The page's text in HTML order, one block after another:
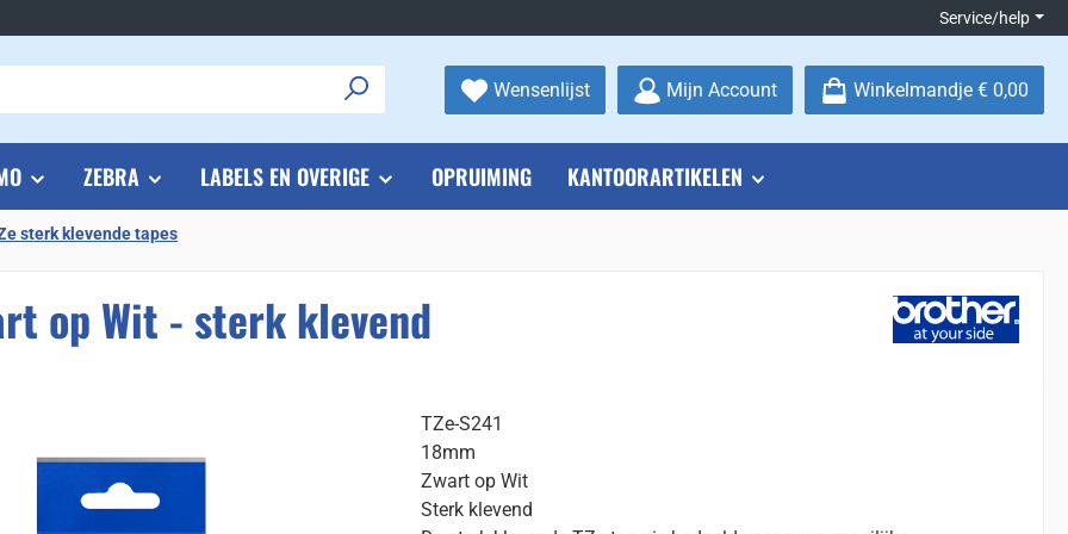
Service/help
WensenlijstJe hebt 0 items op je verlanglijstje
Mijn Account Winkelmandje € 0,00
ZEBRA LABELS EN OVERIGE OPRUIMING KANTOORARTIKELEN
sterk klevende tapes
op Wit - sterk klevend
TZe-S241
18mm
Zwart op Wit
Sterk klevend